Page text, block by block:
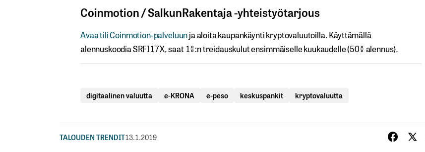
Coinmotion​ / ​SalkunRakentaja ​-​​yhteistyötarjous
Avaa​ ​tili​ ​Coinmotion-palveluunja aloita kaupankäynti kryptovaluutoilla.​ ​Käyttämällä​ ​
alennuskoodia​ ​SRFI17X,​ ​saat​ ​1%:n treidauskulut​ ​ensimmäiselle​ ​kuukaudelle​ ​(50%​ ​alennus).
digitaalinen valuutta e-KRONA e-peso keskuspankit kryptovaluutta
TALOUDEN TRENDIT13.1.2019